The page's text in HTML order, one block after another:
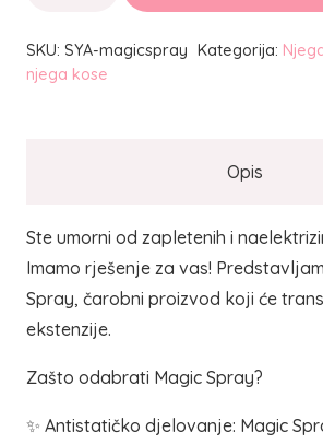
-
Zaboravite
SKU: SYA-magicspray Kategorija:
njega kose
Opis
Ste umorni od zapletenih i
Imamo rješenje za vas!
Spray, čarobni proizvod koji će
ekstenzije.
Zašto odabrati Magic Spray?
✨ Antistatičko djelovanje: Magic